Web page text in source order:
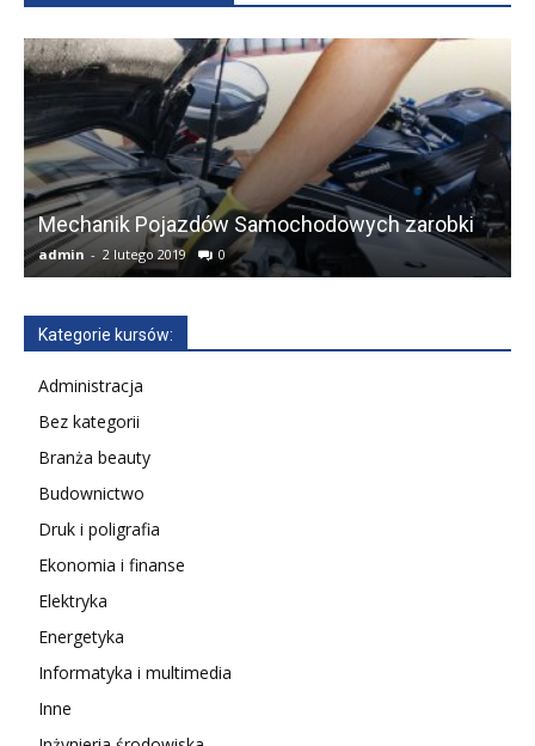
Mechanik Pojazdów Samochodowych zarobki
admin - 2 lutego 2019 0
Kategorie kursów:
Administracja
Bez kategorii
Branża beauty
Budownictwo
Druk i poligrafia
Ekonomia i finanse
Elektryka
Energetyka
Informatyka i multimedia
Inne